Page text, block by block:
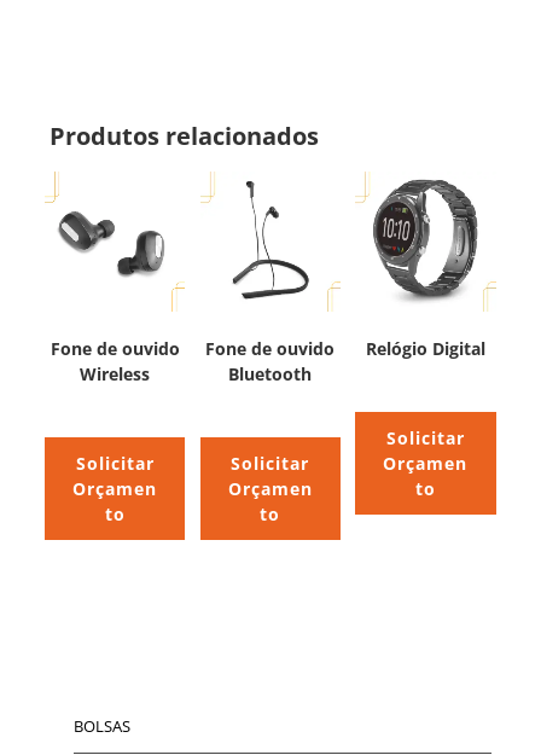
Produtos relacionados
Fone de ouvido
Wireless
Solicitar
Orçamen
to
Fone de ouvido
Bluetooth
Solicitar
Orçamen
to
Relógio Digital
Solicitar
Orçamen
to
BOLSAS